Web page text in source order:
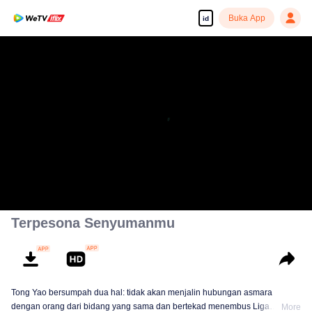
id Buka App
Terpesona Senyumanmu
Tong Yao bersumpah dua hal: tidak akan menjalin hubungan asmara
dengan orang dari bidang yang sama dan bertekad menembus Liga
More